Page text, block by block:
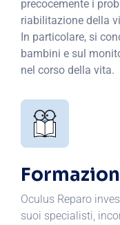
precocemente i
riabilitazione della
In particolare, si
bambini e sul
nel corso della vita.
Oculus Reparo
suoi specialisti,